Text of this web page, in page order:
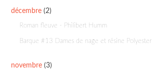
décembre (2)
Roman fleuve - Philibert Humm
Barque #13 Dames de nage et résine Polyester
novembre (3)